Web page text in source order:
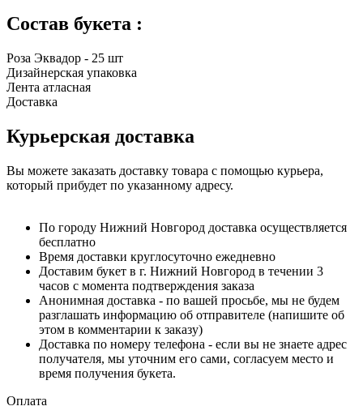
Состав букета :
Роза Эквадор - 25 шт
Дизайнерская упаковка
Лента атласная
Доставка
Курьерская доставка
Вы можете заказать доставку товара с помощью курьера,
который прибудет по указанному адресу.
По городу Нижний Новгород доставка осуществляется
бесплатно
Время доставки круглосуточно ежедневно
Доставим букет в г. Нижний Новгород в течении 3
часов с момента подтверждения заказа
Анонимная доставка - по вашей просьбе, мы не будем
разглашать информацию об отправителе (напишите об
этом в комментарии к заказу)
Доставка по номеру телефона - если вы не знаете адрес
получателя, мы уточним его сами, согласуем место и
время получения букета.
Оплата